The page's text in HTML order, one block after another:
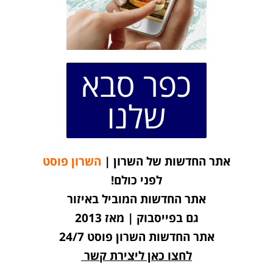
כפר סבא
שלנו
אתר החדשות של השרון | השרון פוסט
לפני כולם!
אתר החדשות המוביל באיזור
גם בפייסבוק | מאז 2013
אתר החדשות השרון פוסט 24/7
לחצו כאן ליצירת קשר